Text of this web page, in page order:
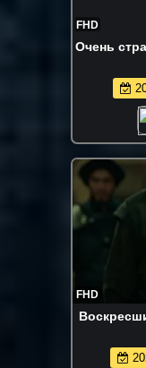
FHD
Очень
FHD